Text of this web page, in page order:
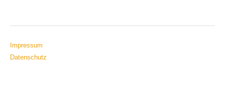
Impressum
Datenschutz